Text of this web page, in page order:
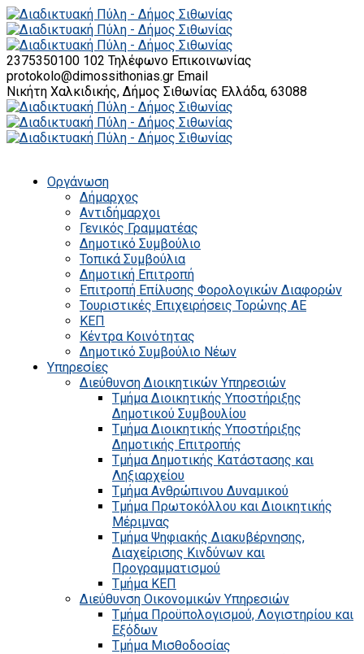
2375350100 102 Τηλέφωνο Επικοινωνίας
protokolo@dimossithonias.gr Email
Νικήτη Χαλκιδικής, Δήμος Σιθωνίας Ελλάδα, 63088
Οργάνωση
Δήμαρχος
Αντιδήμαρχοι
Γενικός Γραμματέας
Δημοτικό Συμβούλιο
Τοπικά Συμβούλια
Δημοτική Επιτροπή
Επιτροπή Επίλυσης Φορολογικών Διαφορών
Τουριστικές Επιχειρήσεις Τορώνης ΑΕ
ΚΕΠ
Κέντρα Κοινότητας
Δημοτικό Συμβούλιο Νέων
Υπηρεσίες
Διεύθυνση Διοικητικών Υπηρεσιών
Τμήμα Διοικητικής Υποστήριξης
Δημοτικού Συμβουλίου
Τμήμα Διοικητικής Υποστήριξης
Δημοτικής Επιτροπής
Τμήμα Δημοτικής Κατάστασης και
Ληξιαρχείου
Τμήμα Ανθρώπινου Δυναμικού
Τμήμα Πρωτοκόλλου και Διοικητικής
Μέριμνας
Τμήμα Ψηφιακής Διακυβέρνησης,
Διαχείρισης Κινδύνων και
Προγραμματισμού
Τμήμα ΚΕΠ
Διεύθυνση Οικονομικών Υπηρεσιών
Τμήμα Προϋπολογισμού, Λογιστηρίου και
Εξόδων
Τμήμα Μισθοδοσίας